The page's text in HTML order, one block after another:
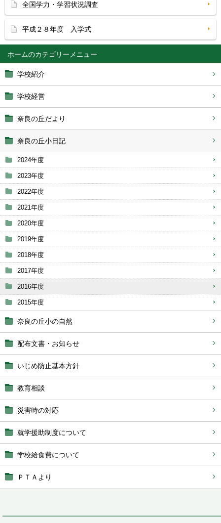
ホーム
学校紹介
学校経営
奈良の丘だより
奈良の丘小日記
2024年度
2023年度
2022年度
2021年度
2020年度
2019年度
2018年度
2017年度
2016年度
2015年度
奈良の丘小の自然
配布文書・お知らせ
いじめ防止基本方針
教育相談
災害時の対応
就学援助制度について
学校給食費について
ＰＴＡより
全国学力・学習状況調査
平成２８年度 入学式